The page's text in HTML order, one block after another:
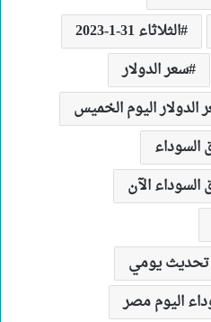
الثلاثاء 31-1-2023
سعر الدولار
الدولار اليوم الخميس
السوداء
السوداء الآن
تحديث يومي
اليوم مصر